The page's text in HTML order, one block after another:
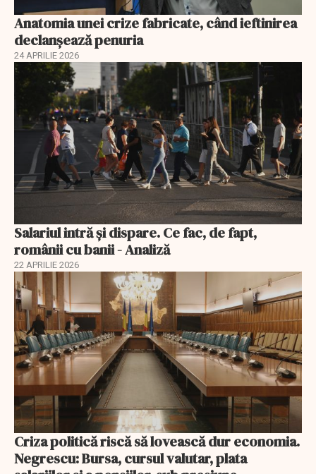
Anatomia unei crize fabricate, când ieftinirea
declanșează penuria
24 APRILIE 2026
Salariul intră și dispare. Ce fac, de fapt,
românii cu banii - Analiză
22 APRILIE 2026
Criza politică riscă să lovească dur economia.
Negrescu: Bursa, cursul valutar, plata